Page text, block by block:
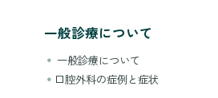
一般診療について
一般診療について
口腔外科の症例と症状